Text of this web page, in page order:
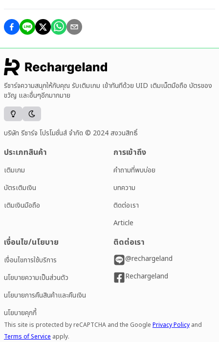
รีชาร์จความสนุกให้กับคุณ รับเติมเกม เข้าทันทีด้วย UID เติมเน็ตมือถือ บัตรของ
ขวัญ และอื่นๆอีกมากมาย
บริษัท รีชาร์จ โปรโมชั่นส์ จำกัด © 2024 สงวนสิทธิ์
ประเภทสินค้า
เติมเกม
บัตรเติมเงิน
เติมเงินมือถือ
การเข้าถึง
คำถามที่พบบ่อย
บทความ
ติดต่อเรา
Article
เงื่อนไข/นโยบาย
เงื่อนไขการใช้บริการ
นโยบายความเป็นส่วนตัว
นโยบายการคืนสินค้าและคืนเงิน
นโยบายคุกกี้
ติดต่อเรา
@rechargeland
Rechargeland
This site is protected by reCAPTCHA and the Google Privacy Policy and
Terms of Service apply.